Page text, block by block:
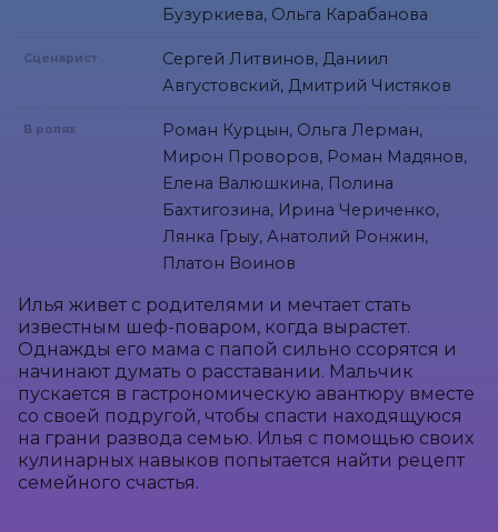
Бузуркиева, Ольга Карабанова
Сценарист
Сергей Литвинов, Даниил
Августовский, Дмитрий Чистяков
В ролях
Роман Курцын, Ольга Лерман,
Мирон Проворов, Роман Мадянов,
Елена Валюшкина, Полина
Бахтигозина, Ирина Чериченко,
Лянка Грыу, Анатолий Ронжин,
Платон Воинов
Илья живет с родителями и мечтает стать
известным шеф-поваром, когда вырастет.
Однажды его мама с папой сильно ссорятся и
начинают думать о расставании. Мальчик
пускается в гастрономическую авантюру вместе
со своей подругой, чтобы спасти находящуюся
на грани развода семью. Илья с помощью своих
кулинарных навыков попытается найти рецепт
семейного счастья.